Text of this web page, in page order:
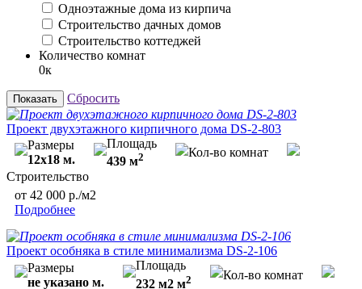
Одноэтажные дома из кирпича
Строительство дачных домов
Строительство коттеджей
Количество комнат
0к
Показать Сбросить
Проект двухэтажного кирпичного дома DS-2-803
Размеры
12х18 м.
Площадь
439 м2
Кол-во комнат
Строительство
от 42 000 р./м2
Подробнее
Проект особняка в стиле минимализма DS-2-106
Размеры
не указано м.
Площадь
232 м2 м2 Кол-во комнат